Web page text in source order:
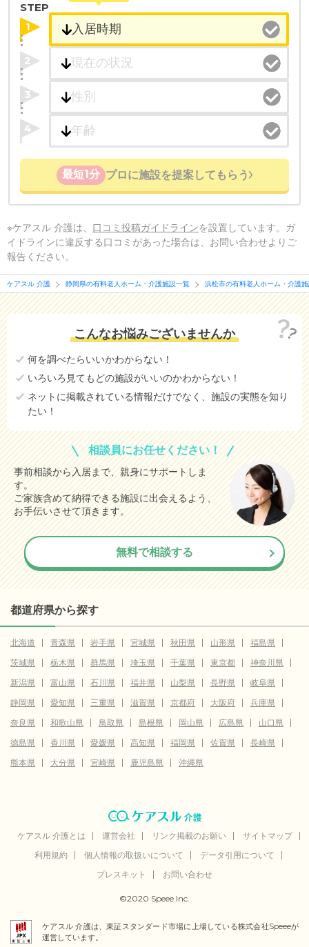
STEP
1
2
3
4
最短1分 プロに施設を提案してもらう
※ケアスル 介護は、 口コミ投稿ガイドラインを設置しています。ガ
イドラインに違反する口コミがあった場合は、お問い合わせよりご
報告ください。
ケアスル 介護 静岡県の有料老人ホーム・介護施設一覧 浜松市の有料老人ホーム・介護
こんなお悩みございませんか
何を調べたらいいかわからない！
いろいろ見てもどの施設がいいのかわからない！
ネットに掲載されている情報だけでなく、施設の実態を知り
たい！
相談員にお任せください！
事前相談から入居まで、親身にサポートしま
す。
ご家族含めて納得できる施設に出会えるよう、
お手伝いさせて頂きます。
無料で相談する
都道府県から探す
北海道 青森県 岩手県 宮城県 秋田県 山形県
福島県
茨城県
栃木県 群馬県 埼玉県 千葉県 東京都
神奈川県
新潟県
富山県 石川県 福井県 山梨県 長野県
岐阜県
静岡県
愛知県 三重県 滋賀県 京都府 大阪府
兵庫県
奈良県
和歌山県 鳥取県 島根県 岡山県 広島県
山口県
徳島県
香川県 愛媛県 高知県 福岡県 佐賀県
長崎県
熊本県
大分県 宮崎県 鹿児島県 沖縄県
ケアスル 介護とは 運営会社 リンク掲載のお願い
サイトマップ
利用規約
個人情報の取扱いについて
データ引用について
プレスキット
お問い合わせ
©2020 Speee Inc.
ケアスル 介護は、東証スタンダード市場に上場している株式会社Speeeが
運営しています。